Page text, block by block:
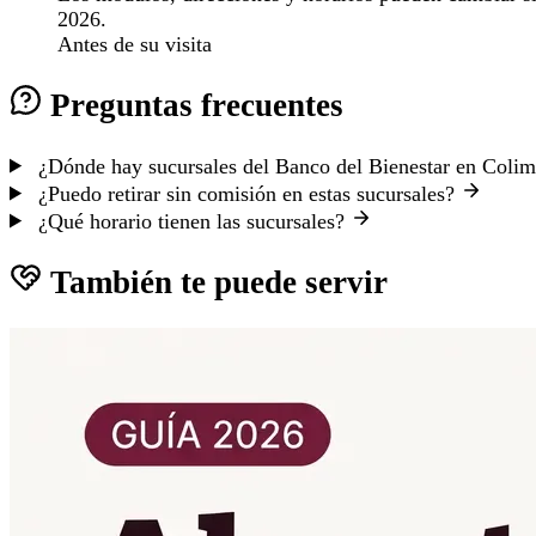
2026.
Antes de su visita
Preguntas frecuentes
¿Dónde hay sucursales del Banco del Bienestar en
¿Puedo retirar sin comisión en estas sucursales?
¿Qué horario tienen las sucursales?
También te puede servir